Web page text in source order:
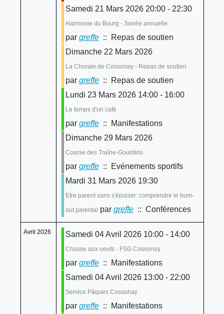
Samedi 21 Mars 2026 20:00 - 22:30
Harmonie du Bourg - Soirée annuelle
par greffe:: Repas de soutien
Dimanche 22 Mars 2026
La Chorale de Cossonay - Repas de soutien
par greffe:: Repas de soutien
Lundi 23 Mars 2026 14:00 - 16:00
Le temps d'un café
par greffe:: Manifestations
Dimanche 29 Mars 2026
Course des Traîne-Gourdins
par greffe:: Evénements sportifs
Mardi 31 Mars 2026 19:30
Etre parent sans s'épuiser: comprendre le burn-
out parental par greffe:: Conférences
Avril 2026 Samedi 04 Avril 2026 10:00 - 14:00
Chasse aux oeufs - FSG Cossonay
par greffe:: Manifestations
Samedi 04 Avril 2026 13:00 - 22:00
Service Pâques Cossonay
par greffe:: Manifestations